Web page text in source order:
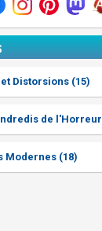
Distorsions (15)
de l'Horreur
Modernes (18)